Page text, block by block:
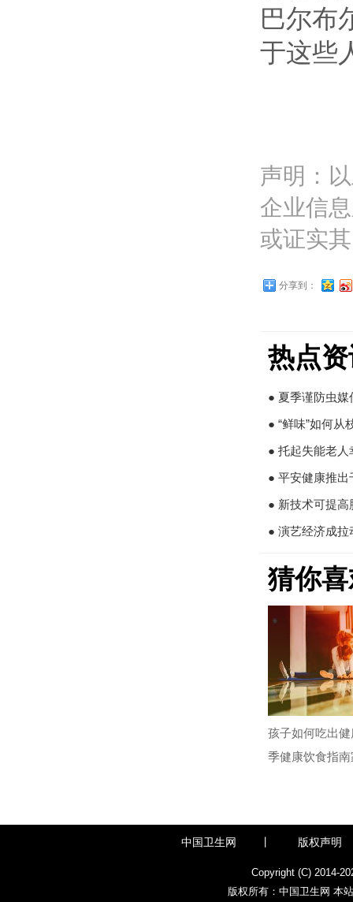
巴尔布
于这些
声明：
企业信
或证实
分享到：
热点
● 夏季谨防虫
● “鲜味”如何从
● 托起失能老人
● 平安健康推
● 新技术可提
● 演艺经济成拉
猜你
孩子如何吃出
季健康饮食指
中国卫生网 版权声明
Copyright (C) 2014-
版权所有：中国卫生网 本